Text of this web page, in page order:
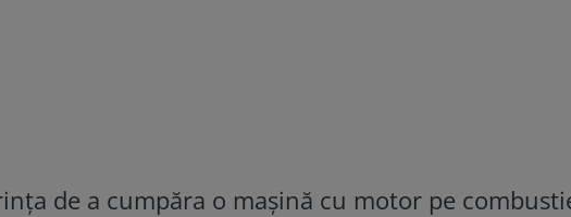
de a cumpăra o mașină cu motor pe